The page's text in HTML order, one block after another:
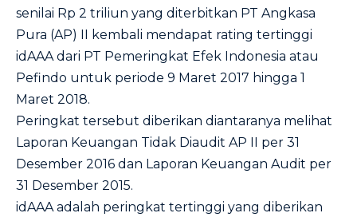
senilai Rp 2 triliun yang diterbitkan PT Angkasa
Pura (AP) II kembali mendapat rating tertinggi
idAAA dari PT Pemeringkat Efek Indonesia atau
Pefindo untuk periode 9 Maret 2017 hingga 1
Maret 2018.
Peringkat tersebut diberikan diantaranya melihat
Laporan Keuangan Tidak Diaudit AP II per 31
Desember 2016 dan Laporan Keuangan Audit per
31 Desember 2015.
idAAA adalah peringkat tertinggi yang diberikan